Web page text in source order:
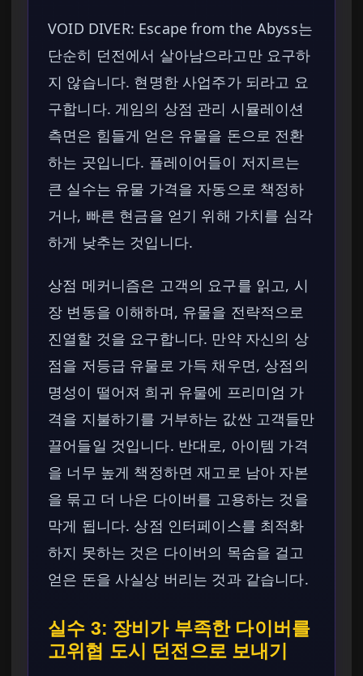
VOID DIVER: Escape from the Abyss는
단순히 던전에서 살아남으라고만 요구하
지 않습니다. 현명한 사업주가 되라고 요
구합니다. 게임의 상점 관리 시뮬레이션
측면은 힘들게 얻은 유물을 돈으로 전환
하는 곳입니다. 플레이어들이 저지르는
큰 실수는 유물 가격을 자동으로 책정하
거나, 빠른 현금을 얻기 위해 가치를 심각
하게 낮추는 것입니다.
상점 메커니즘은 고객의 요구를 읽고, 시
장 변동을 이해하며, 유물을 전략적으로
진열할 것을 요구합니다. 만약 자신의 상
점을 저등급 유물로 가득 채우면, 상점의
명성이 떨어져 희귀 유물에 프리미엄 가
격을 지불하기를 거부하는 값싼 고객들만
끌어들일 것입니다. 반대로, 아이템 가격
을 너무 높게 책정하면 재고로 남아 자본
을 묶고 더 나은 다이버를 고용하는 것을
막게 됩니다. 상점 인터페이스를 최적화
하지 못하는 것은 다이버의 목숨을 걸고
얻은 돈을 사실상 버리는 것과 같습니다.
실수 3: 장비가 부족한 다이버를
고위협 도시 던전으로 보내기